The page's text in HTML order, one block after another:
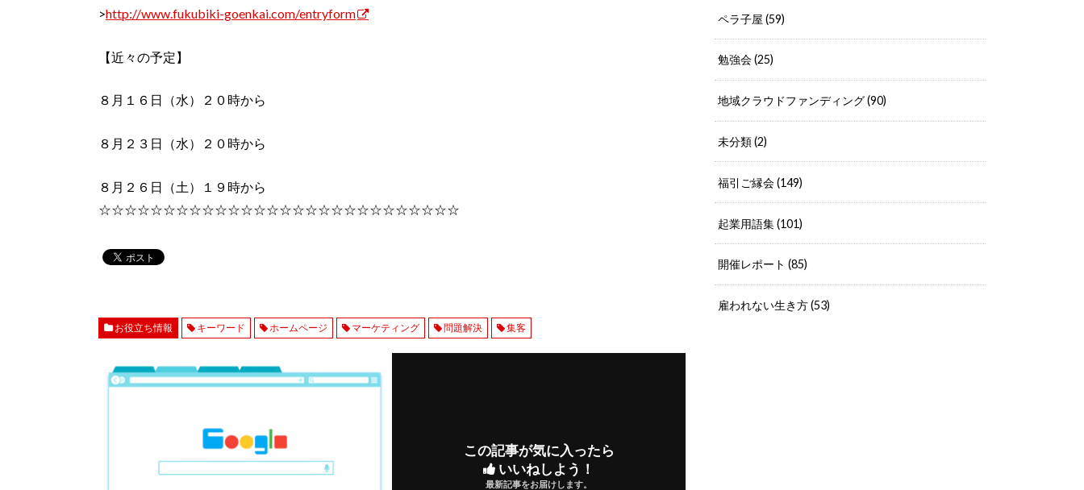
>http://www.fukubiki-goenkai.com/entryform
【近々の予定】
８月１６日（水）２０時から
８月２３日（水）２０時から
８月２６日（土）１９時から
☆☆☆☆☆☆☆☆☆☆☆☆☆☆☆☆☆☆☆☆☆☆☆☆☆☆☆☆
お役立ち情報 キーワード ホームページ マーケティング 問題解決 集客
この記事が気に入ったら
いいねしよう！
最新記事をお届けします。
ペラ子屋(59)
勉強会(25)
地域クラウドファンディング(90)
未分類(2)
福引ご縁会(149)
起業用語集(101)
開催レポート(85)
雇われない生き方(53)